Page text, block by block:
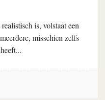
is, volstaat een
misschien zelfs